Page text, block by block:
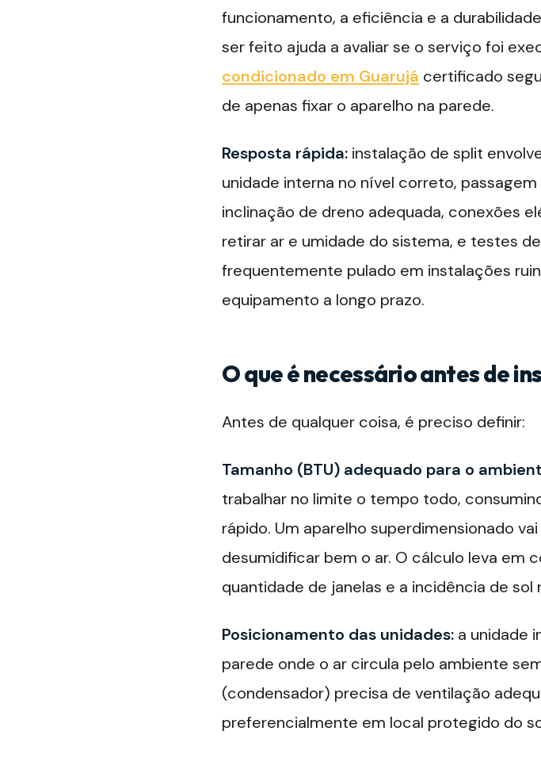
funcionamento, a eficiência e a
ser feito ajuda a avaliar se o serviço foi
condicionado em Guarujá certificado
de apenas fixar o aparelho na parede.
Resposta rápida: instalação de split
unidade interna no nível correto,
inclinação de dreno adequada, conexões
retirar ar e umidade do sistema, e testes
frequentemente pulado em instalações
equipamento a longo prazo.
O que é necessário antes de
Antes de qualquer coisa, é preciso definir:
Tamanho (BTU) adequado para o
trabalhar no limite o tempo todo,
rápido. Um aparelho superdimensionado
desumidificar bem o ar. O cálculo leva em
quantidade de janelas e a incidência de sol
Posicionamento das unidades: a unidade
parede onde o ar circula pelo ambiente
(condensador) precisa de ventilação
preferencialmente em local protegido do